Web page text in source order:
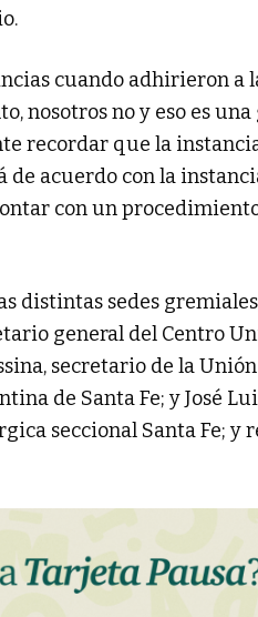
cuando adhirieron a
nosotros no y eso es
recordar que la
de acuerdo con la
con un
distintas sedes
general del Centro
secretario de la
de Santa Fe; y José
seccional Santa Fe; y